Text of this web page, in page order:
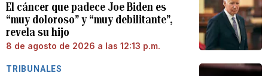
El cáncer que padece Joe Biden es
“muy doloroso” y “muy debilitante”,
revela su hijo
8 de agosto de 2026 a las 12:13 p.m.
TRIBUNALES